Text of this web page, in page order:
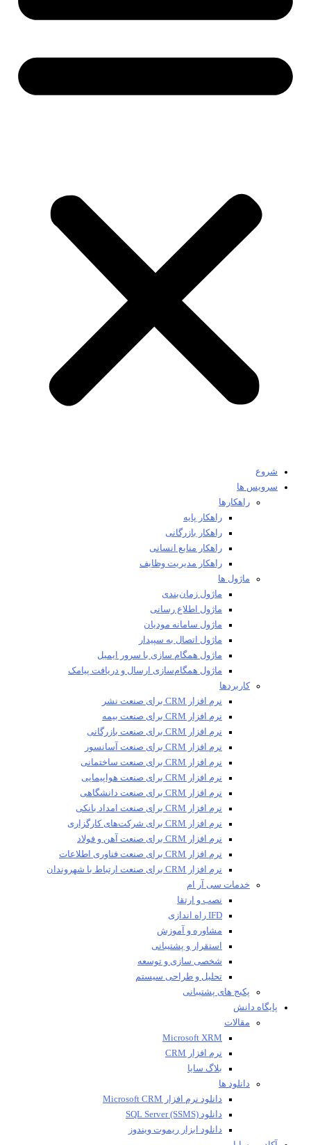
شروع
سرویس ها
راهکارها
راهکار پایه
راهکار بازرگانی
راهکار منابع انسانی
راهکار مدیریت وظایف
ماژول ها
ماژول زمان‌بندی
ماژول اطلاع رسانی
ماژول سامانه مودیان
ماژول اتصال به سپیدار
ماژول همگام سازی با سرور ایمیل
ماژول همگام‌سازی ارسال و دریافت پیامک
کاربردها
نرم افزار CRM برای صنعت نشر
نرم افزار CRM برای صنعت بیمه
نرم افزار CRM برای صنعت بازرگانی
نرم افزار CRM برای صنعت آسانسور
نرم افزار CRM برای صنعت ساختمانی
نرم افزار CRM برای صنعت هواپیمایی
نرم افزار CRM برای صنعت دانشگاهی
نرم افزار CRM برای صنعت امداد بانکی
نرم افزار CRM برای شرکت‌های کارگزاری
نرم افزار CRM برای صنعت آهن و فولاد
نرم افزار CRM برای صنعت فناوری اطلاعات
نرم افزار CRM برای صنعت ارتباط با شهروندان
خدمات سی آر ام
نصب و ارتقا
IFD راه اندازی
مشاوره و آموزش
استقرار و پشتیبانی
شخصی سازی و توسعه
تحلیل و طراحی سیستم
پکیج های پشتیبانی
پایگاه دانش
مقالات
Microsoft XRM
نرم افزار CRM
بلاگ سایا
دانلود ها
دانلود نرم افزار Microsoft CRM
دانلود SQL Server (SSMS)
دانلود ابزار ریموت ویندوز